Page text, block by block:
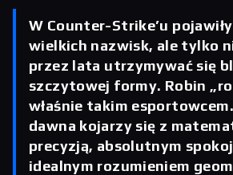
W Counter-Strike’u
wielkich nazwisk, ale tylko
przez lata utrzymywać się
szczytowej formy. Robin
właśnie takim
dawna kojarzy się z
precyzją, absolutnym
idealnym rozumieniem